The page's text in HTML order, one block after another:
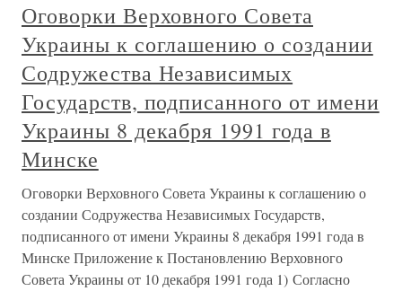
Оговорки Верховного Совета
Украины к соглашению о создании
Содружества Независимых
Государств, подписанного от имени
Украины 8 декабря 1991 года в
Минске
Оговорки Верховного Совета Украины к соглашению о
создании Содружества Независимых Государств,
подписанного от имени Украины 8 декабря 1991 года в
Минске Приложение к Постановлению Верховного
Совета Украины от 10 декабря 1991 года 1) Согласно